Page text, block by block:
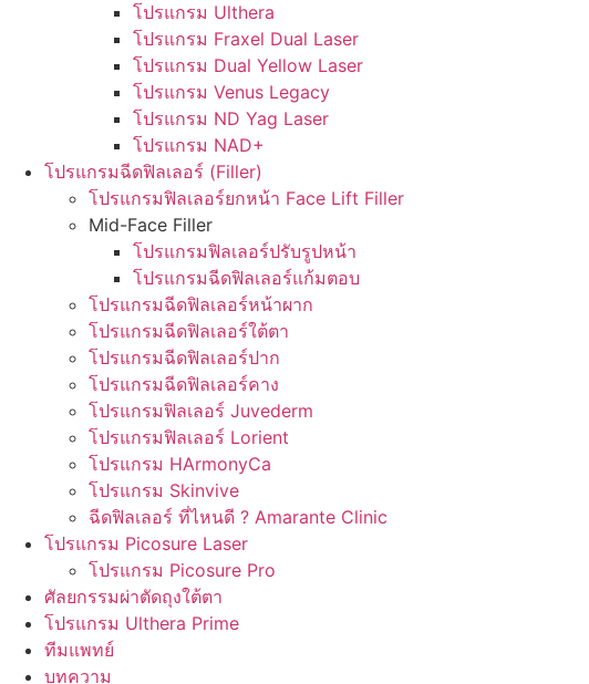
โปรแกรม Ulthera
โปรแกรม Fraxel Dual Laser
โปรแกรม Dual Yellow Laser
โปรแกรม Venus Legacy
โปรแกรม ND Yag Laser
โปรแกรม NAD+
โปรแกรมฉีดฟิลเลอร์ (Filler)
โปรแกรมฟิลเลอร์ยกหน้า Face Lift Filler
Mid-Face Filler
โปรแกรมฟิลเลอร์ปรับรูปหน้า
โปรแกรมฉีดฟิลเลอร์แก้มตอบ
โปรแกรมฉีดฟิลเลอร์หน้าผาก
โปรแกรมฉีดฟิลเลอร์ใต้ตา
โปรแกรมฉีดฟิลเลอร์ปาก
โปรแกรมฉีดฟิลเลอร์คาง
โปรแกรมฟิลเลอร์ Juvederm
โปรแกรมฟิลเลอร์ Lorient
โปรแกรม HArmonyCa
โปรแกรม Skinvive
ฉีดฟิลเลอร์ ที่ไหนดี ? Amarante Clinic
โปรแกรม Picosure Laser
โปรแกรม Picosure Pro
ศัลยกรรมผ่าตัดถุงใต้ตา
โปรแกรม Ulthera Prime
ทีมแพทย์
บทความ